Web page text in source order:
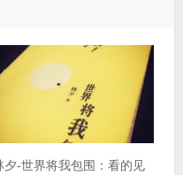
夕-世界将我包围：看的见